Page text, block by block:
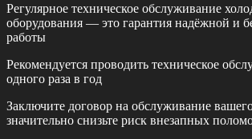
Регулярное техническое обслуживание
оборудования — это гарантия надёжной и
работы
Рекомендуется проводить техническое
одного раза в год
Заключите договор на обслуживание
значительно снизьте риск внезапных